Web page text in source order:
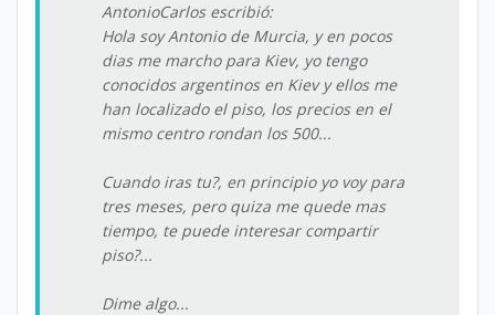
AntonioCarlos escribió:
Hola soy Antonio de Murcia, y en pocos
dias me marcho para Kiev, yo tengo
conocidos argentinos en Kiev y ellos me
han localizado el piso, los precios en el
mismo centro rondan los 500...
Cuando iras tu?, en principio yo voy para
tres meses, pero quiza me quede mas
tiempo, te puede interesar compartir
piso?...
Dime algo...